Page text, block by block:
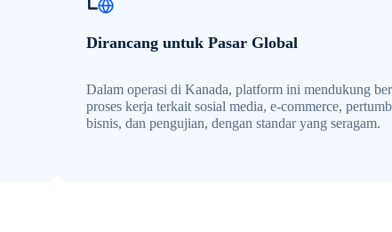
Dirancang untuk Pasar Global
Dalam operasi di Kanada, platform ini mendukung
proses kerja terkait sosial media, e-commerce,
bisnis, dan pengujian, dengan standar yang seragam.